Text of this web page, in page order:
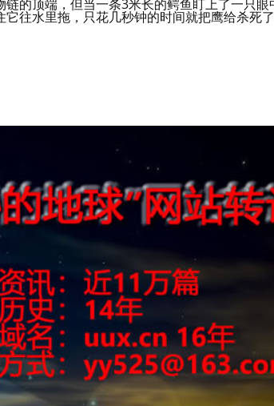
的顶端，但当一条3米长的鳄鱼盯上了一只
往水里拖，只花几秒钟的时间就把鹰给杀死了